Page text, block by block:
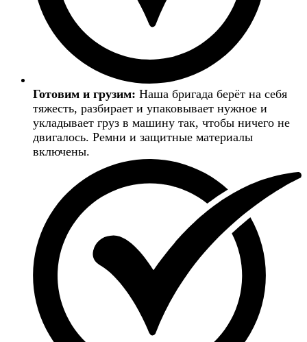
Готовим и грузим: Наша бригада берёт на себя
тяжесть, разбирает и упаковывает нужное и
укладывает груз в машину так, чтобы ничего не
двигалось. Ремни и защитные материалы
включены.